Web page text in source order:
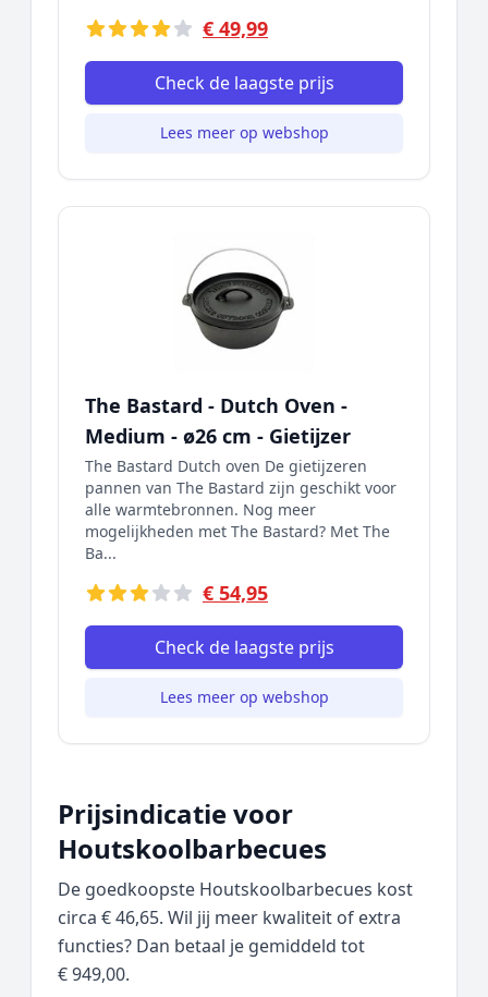
€ 49,99
Check de laagste prijs
Lees meer op webshop
The Bastard - Dutch Oven -
Medium - ø26 cm - Gietijzer
The Bastard Dutch oven De gietijzeren
pannen van The Bastard zijn geschikt voor
alle warmtebronnen. Nog meer
mogelijkheden met The Bastard? Met The
Ba...
€ 54,95
Check de laagste prijs
Lees meer op webshop
Prijsindicatie voor
Houtskoolbarbecues
De goedkoopste Houtskoolbarbecues kost
circa € 46,65. Wil jij meer kwaliteit of extra
functies? Dan betaal je gemiddeld tot
€ 949,00.